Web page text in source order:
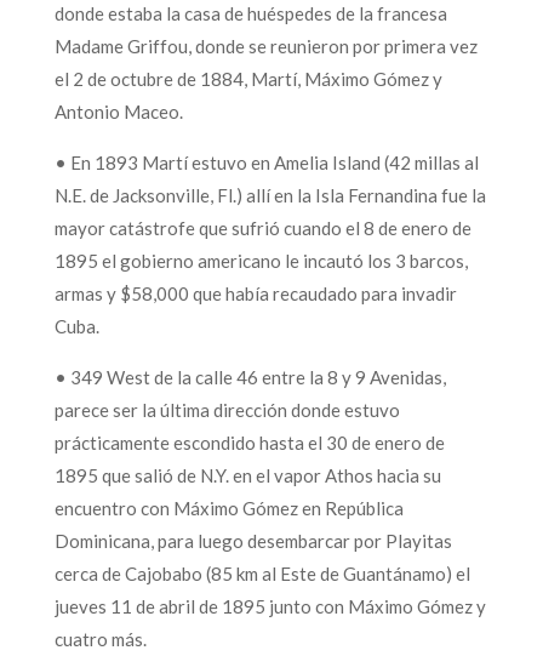
donde estaba la casa de huéspedes de la francesa
Madame Griffou, donde se reunieron por primera vez
el 2 de octubre de 1884, Martí, Máximo Gómez y
Antonio Maceo.
• En 1893 Martí estuvo en Amelia Island (42 millas al
N.E. de Jacksonville, Fl.) allí en la Isla Fernandina fue la
mayor catástrofe que sufrió cuando el 8 de enero de
1895 el gobierno americano le incautó los 3 barcos,
armas y $58,000 que había recaudado para invadir
Cuba.
• 349 West de la calle 46 entre la 8 y 9 Avenidas,
parece ser la última dirección donde estuvo
prácticamente escondido hasta el 30 de enero de
1895 que salió de N.Y. en el vapor Athos hacia su
encuentro con Máximo Gómez en República
Dominicana, para luego desembarcar por Playitas
cerca de Cajobabo (85 km al Este de Guantánamo) el
jueves 11 de abril de 1895 junto con Máximo Gómez y
cuatro más.